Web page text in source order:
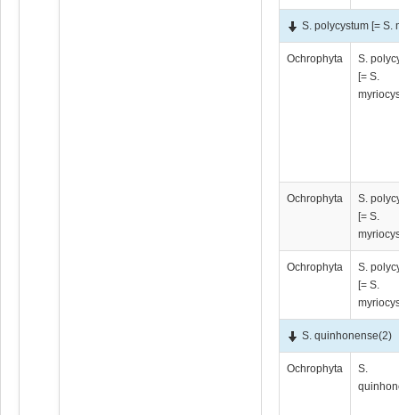
S. polycystum [= S.
Ochrophyta
S.
[= S.
Ochrophyta
S.
[= S.
Ochrophyta
S.
[= S.
S. quinhonense(2)
Ochrophyta
S.